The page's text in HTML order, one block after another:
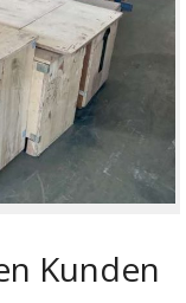
Kunden